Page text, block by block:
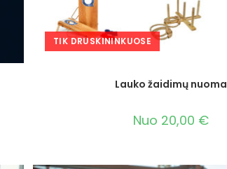
TIK DRUSKININKUOSE
Lauko žaidimų nuoma
Nuo 20,00 €